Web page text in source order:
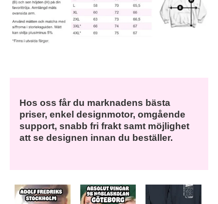
Hos oss får du marknadens bästa
priser, enkel designmotor, omgående
support, snabb fri frakt samt möjlighet
att se designen innan du beställer.